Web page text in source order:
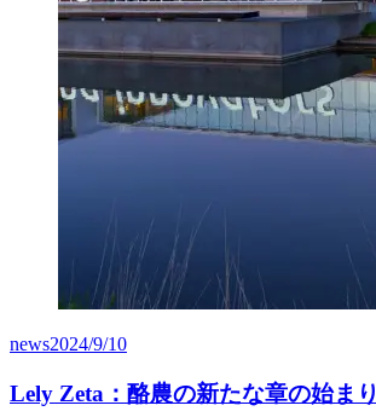
news2024/9/10
Lely Zeta：酪農の新たな章の始まり